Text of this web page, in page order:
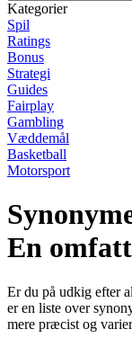
Kategorier
Spil
Ratings
Bonus
Strategi
Guides
Fairplay
Gambling
Væddemål
Basketball
Motorsport
En
Er du på udkig efter
er en liste over
mere præcist og